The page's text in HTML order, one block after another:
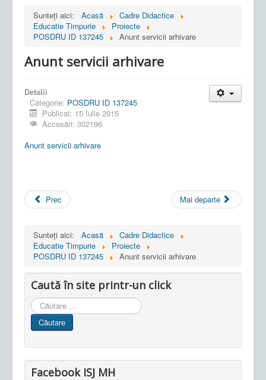
Sunteți aici:
Acasă
Cadre Didactice
Educatie Timpurie
Proiecte
POSDRU ID 137245
Anunt servicii arhivare
Anunt servicii arhivare
Detalii
Categorie: POSDRU ID 137245
Publicat: 15 Iulie 2015
Accesări: 302196
Anunt servicii arhivare
Prec Mai departe
Sunteți aici: Acasă
Cadre Didactice
Educatie Timpurie
Proiecte
POSDRU ID 137245
Anunt servicii arhivare
Caută în site printr-un click
Cauta
in
site
Căutare
Facebook ISJ MH